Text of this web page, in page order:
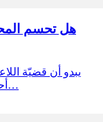
هل تحسم
يبدو أن قضيّة
أحدهما للترجي الرياضي والثاني للنادي البنزرتي…